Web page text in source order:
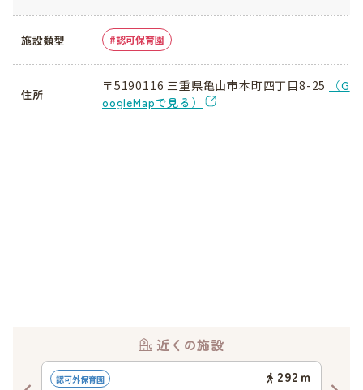
施設類型 認可保育園
住所
〒5190116 三重県亀山市本町四丁目8-25
（G
oogleMapで見る）
近くの施設
認可外保育園 292 ｍ